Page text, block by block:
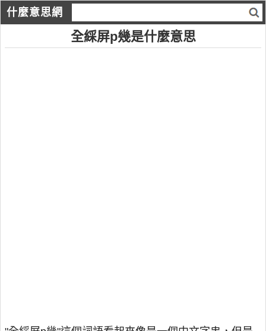
什麼意思網
全綵屏p幾是什麼意思